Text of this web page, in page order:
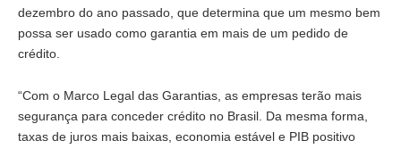
dezembro do ano passado, que determina que um mesmo bem
possa ser usado como garantia em mais de um pedido de
crédito.
“Com o Marco Legal das Garantias, as empresas terão mais
segurança para conceder crédito no Brasil. Da mesma forma,
taxas de juros mais baixas, economia estável e PIB positivo